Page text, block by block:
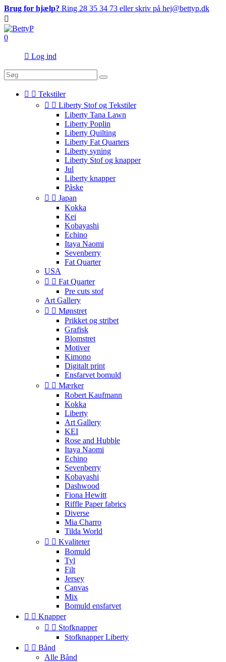
Brug for hjælp? Ring 28 35 34 73 eller skriv på hej@bettyp.dk

0
 Log ind
  Tekstiler
  Liberty Stof og Tekstiler
Liberty Tana Lawn
Liberty Poplin
Liberty Quilting
Liberty Fat Quarters
Liberty syning
Liberty Stof og knapper
Jul
Liberty knapper
Påske
  Japan
Kokka
Kei
Kobayashi
Echino
Itaya Naomi
Sevenberry
Fat Quarter
USA
  Fat Quarter
Pre cuts stof
Art Gallery
  Mønstret
Prikket og stribet
Grafisk
Blomstret
Motiver
Kimono
Digitalt print
Ensfarvet bomuld
  Mærker
Robert Kaufmann
Kokka
Liberty
Art Gallery
KEI
Rose and Hubble
Itaya Naomi
Echino
Sevenberry
Kobayashi
Dashwood
Fiona Hewitt
Riffle Paper fabrics
Diverse
Mia Charro
Tilda World
  Kvaliteter
Bomuld
Tyl
Filt
Jersey
Canvas
Mix
Bomuld ensfarvet
  Knapper
  Stofknapper
Stofknapper Liberty
  Bånd
Alle Bånd